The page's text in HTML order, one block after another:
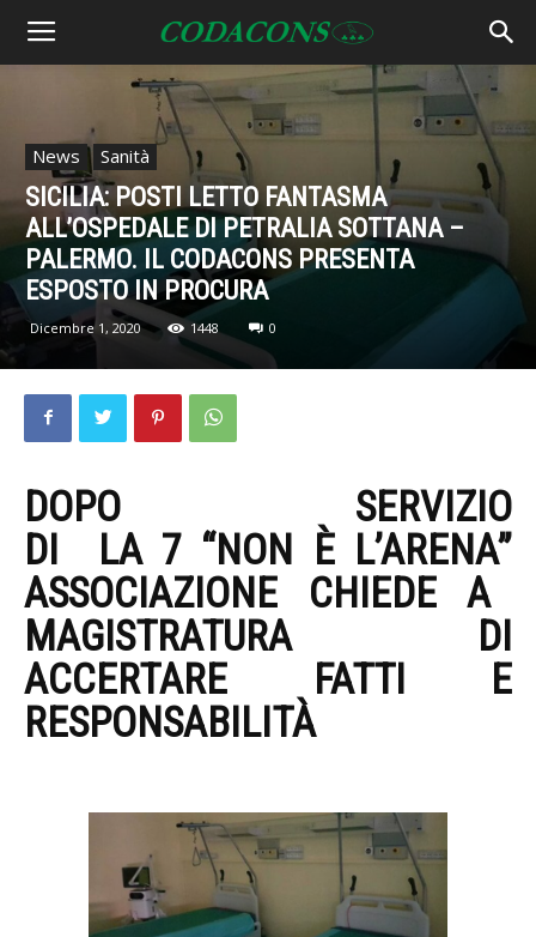
News Sanità
SICILIA: POSTI LETTO FANTASMA
ALL’OSPEDALE DI PETRALIA SOTTANA –
PALERMO. IL CODACONS PRESENTA
ESPOSTO IN PROCURA
Dicembre 1, 2020 1448 0
DOPO SERVIZIO
DI LA 7 “NON È L’ARENA”
ASSOCIAZIONE CHIEDE A
MAGISTRATURA DI
ACCERTARE FATTI E
RESPONSABILITÀ